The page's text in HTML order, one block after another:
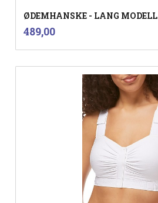
ØDEMHANSKE - LANG MODELL
Pris
489,00